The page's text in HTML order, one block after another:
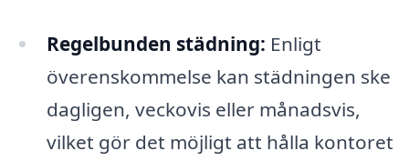
Regelbunden städning: Enligt
överenskommelse kan städningen ske
dagligen, veckovis eller månadsvis,
vilket gör det möjligt att hålla kontoret